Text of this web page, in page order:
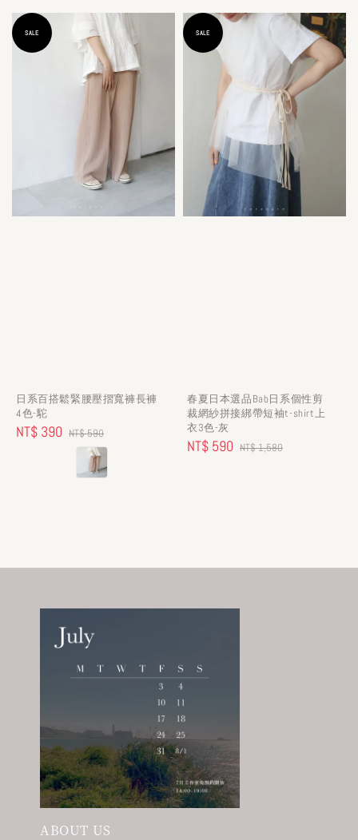
price
SALE
日系百搭鬆緊腰壓摺寬褲長褲
4色-駝
Sale
NT$ 390 Regular
price
NT$ 590
SALE
春夏日本選品Bab日系個性剪
裁網紗拼接綁帶短袖t-shirt上
衣3色-灰
Sale
NT$ 590 Regular
NT$ 1,580
ABOUT US